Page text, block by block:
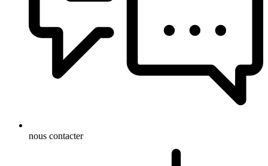
nous contacter